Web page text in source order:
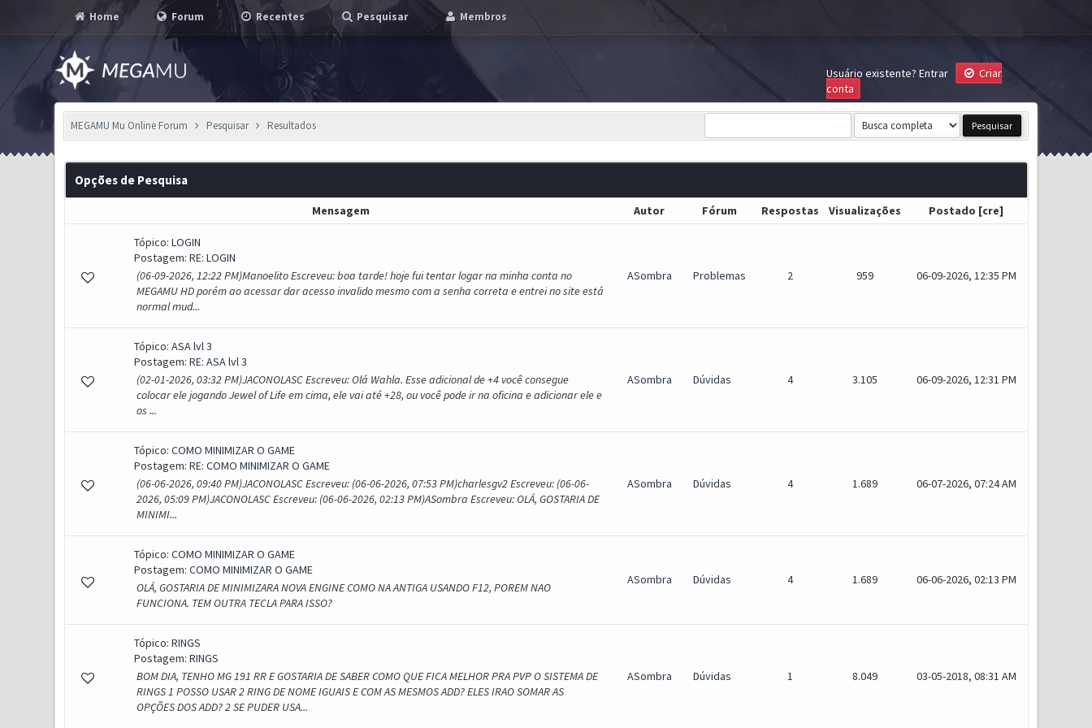
Home Forum Recentes Pesquisar Membros
Usuário existente? Entrar
Criar
conta
MEGAMU Mu Online Forum Pesquisar Resultados
Opções de Pesquisa
Mensagem Autor Fórum Respostas Visualizações Postado [cre]
Tópico: LOGIN
Postagem: RE: LOGIN
(06-09-2026, 12:22 PM)Manoelito Escreveu: boa tarde! hoje fui tentar logar na minha conta no
MEGAMU HD porém ao acessar dar acesso invalido mesmo com a senha correta e entrei no site está
normal mud...
ASombra Problemas 2 959 06-09-2026, 12:35 PM
Tópico: ASA lvl 3
Postagem: RE: ASA lvl 3
(02-01-2026, 03:32 PM)JACONOLASC Escreveu: Olá Wahla. Esse adicional de +4 você consegue
colocar ele jogando Jewel of Life em cima, ele vai até +28, ou você pode ir na oficina e adicionar ele e
os ...
ASombra Dúvidas 4 3.105 06-09-2026, 12:31 PM
Tópico: COMO MINIMIZAR O GAME
Postagem: RE: COMO MINIMIZAR O GAME
(06-06-2026, 09:40 PM)JACONOLASC Escreveu: (06-06-2026, 07:53 PM)charlesgv2 Escreveu: (06-06-
2026, 05:09 PM)JACONOLASC Escreveu: (06-06-2026, 02:13 PM)ASombra Escreveu: OLÁ, GOSTARIA DE
MINIMI...
ASombra Dúvidas 4 1.689 06-07-2026, 07:24 AM
Tópico: COMO MINIMIZAR O GAME
Postagem: COMO MINIMIZAR O GAME
OLÁ, GOSTARIA DE MINIMIZARA NOVA ENGINE COMO NA ANTIGA USANDO F12, POREM NAO
FUNCIONA. TEM OUTRA TECLA PARA ISSO?
ASombra Dúvidas 4 1.689 06-06-2026, 02:13 PM
Tópico: RINGS
Postagem: RINGS
BOM DIA, TENHO MG 191 RR E GOSTARIA DE SABER COMO QUE FICA MELHOR PRA PVP O SISTEMA DE
RINGS 1 POSSO USAR 2 RING DE NOME IGUAIS E COM AS MESMOS ADD? ELES IRAO SOMAR AS
OPÇÕES DOS ADD? 2 SE PUDER USA...
ASombra Dúvidas 1 8.049 03-05-2018, 08:31 AM